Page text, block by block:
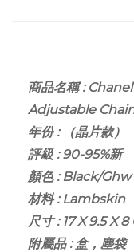
商品名稱 :
Adjustable
年份 : （晶片款）
評級 : 90-95%新
顏色 : Black/Ghw
材料 : Lambskin
尺寸 : 17 X 9.5 X 8
附屬品 : 盒，塵袋